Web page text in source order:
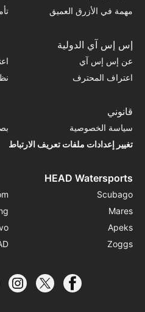
مهمة في الأزرق العميق
إس إس آي الدولية
عن إس إس آي
اعتراف المحترف
قانوني
سياسة الخصوصية
تغيير إعدادات ملفات تعريف الارتباط
HEAD Watersports
Scubago
Mares
Apeks
Zoggs